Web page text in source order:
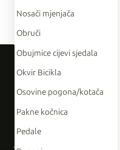
Nosači mjenjača
Obruči
Obujmice cijevi sjedala
Okvir Bicikla
Osovine pogona/kotača
Pakne kočnica
Pedale